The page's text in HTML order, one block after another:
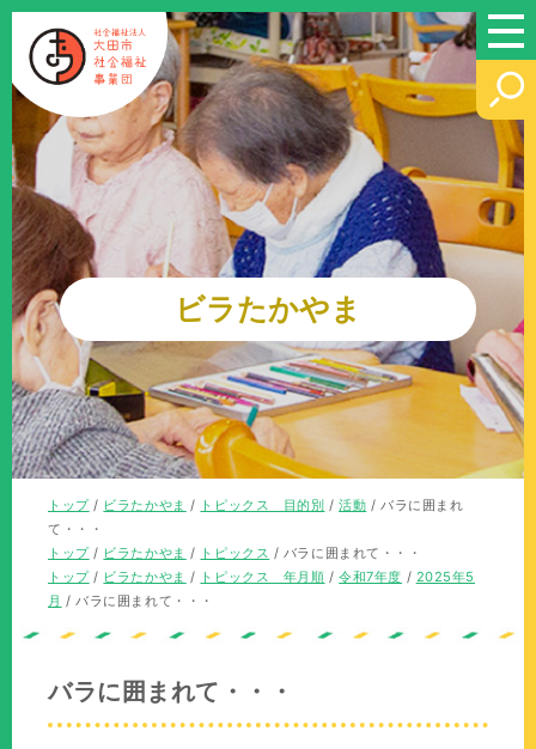
このページの本文へ
ビラたかやま
現
在
の
位
置：
トップ/ ビラたかやま / トピックス 目的別 /活動 / バラに囲まれ
て・・・
現
在
の
トップ/ ビラたかやま / トピックス / バラに囲まれて・・・
現
在
トップ/ ビラたかやま / トピックス 年月順 /令和7年度 / 2025年5
月 /バラに囲まれて・・・
バラに囲まれて・・・